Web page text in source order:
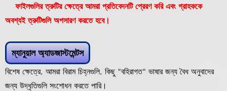
ফাইলগুলির ত্রুটির ক্ষেত্রে আমরা প্রতিবেদনটি প্রেরণ করি এবং গ্রাহককে
অবশ্যই ত্রুটিগুলি অপসারণ করতে হবে।
ম্যানুয়াল অ্যাডজাস্টমেন্টস
বিশেষ ক্ষেত্রে, আমরা বিরাম চিহ্নগুলি, কিছু "বহিরাগত" ভাষার জন্য বৈধ অনুবাদের
জন্য উদ্ধৃতিগুলি সংশোধন করতে পারি।